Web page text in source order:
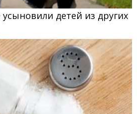
усыновили детей из других